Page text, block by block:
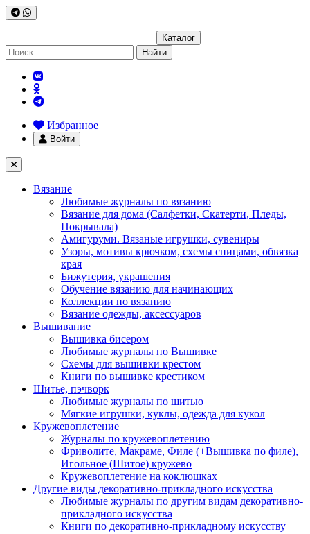
Каталог
Найти
Избранное
Войти
Вязание
Любимые журналы по вязанию
Вязание для дома (Салфетки, Скатерти, Пледы,
Покрывала)
Амигуруми. Вязаные игрушки, сувениры
Узоры, мотивы крючком, схемы спицами, обвязка
края
Бижутерия, украшения
Обучение вязанию для начинающих
Коллекции по вязанию
Вязание одежды, аксессуаров
Вышивание
Вышивка бисером
Любимые журналы по Вышивке
Схемы для вышивки крестом
Книги по вышивке крестиком
Шитье, пэчворк
Любимые журналы по шитью
Мягкие игрушки, куклы, одежда для кукол
Кружевоплетение
Журналы по кружевоплетению
Фриволите, Макраме, Филе (+Вышивка по филе),
Игольное (Шитое) кружево
Кружевоплетение на коклюшках
Другие виды декоративно-прикладного искусства
Любимые журналы по другим видам декоративно-
прикладного искусства
Книги по декоративно-прикладному искусству